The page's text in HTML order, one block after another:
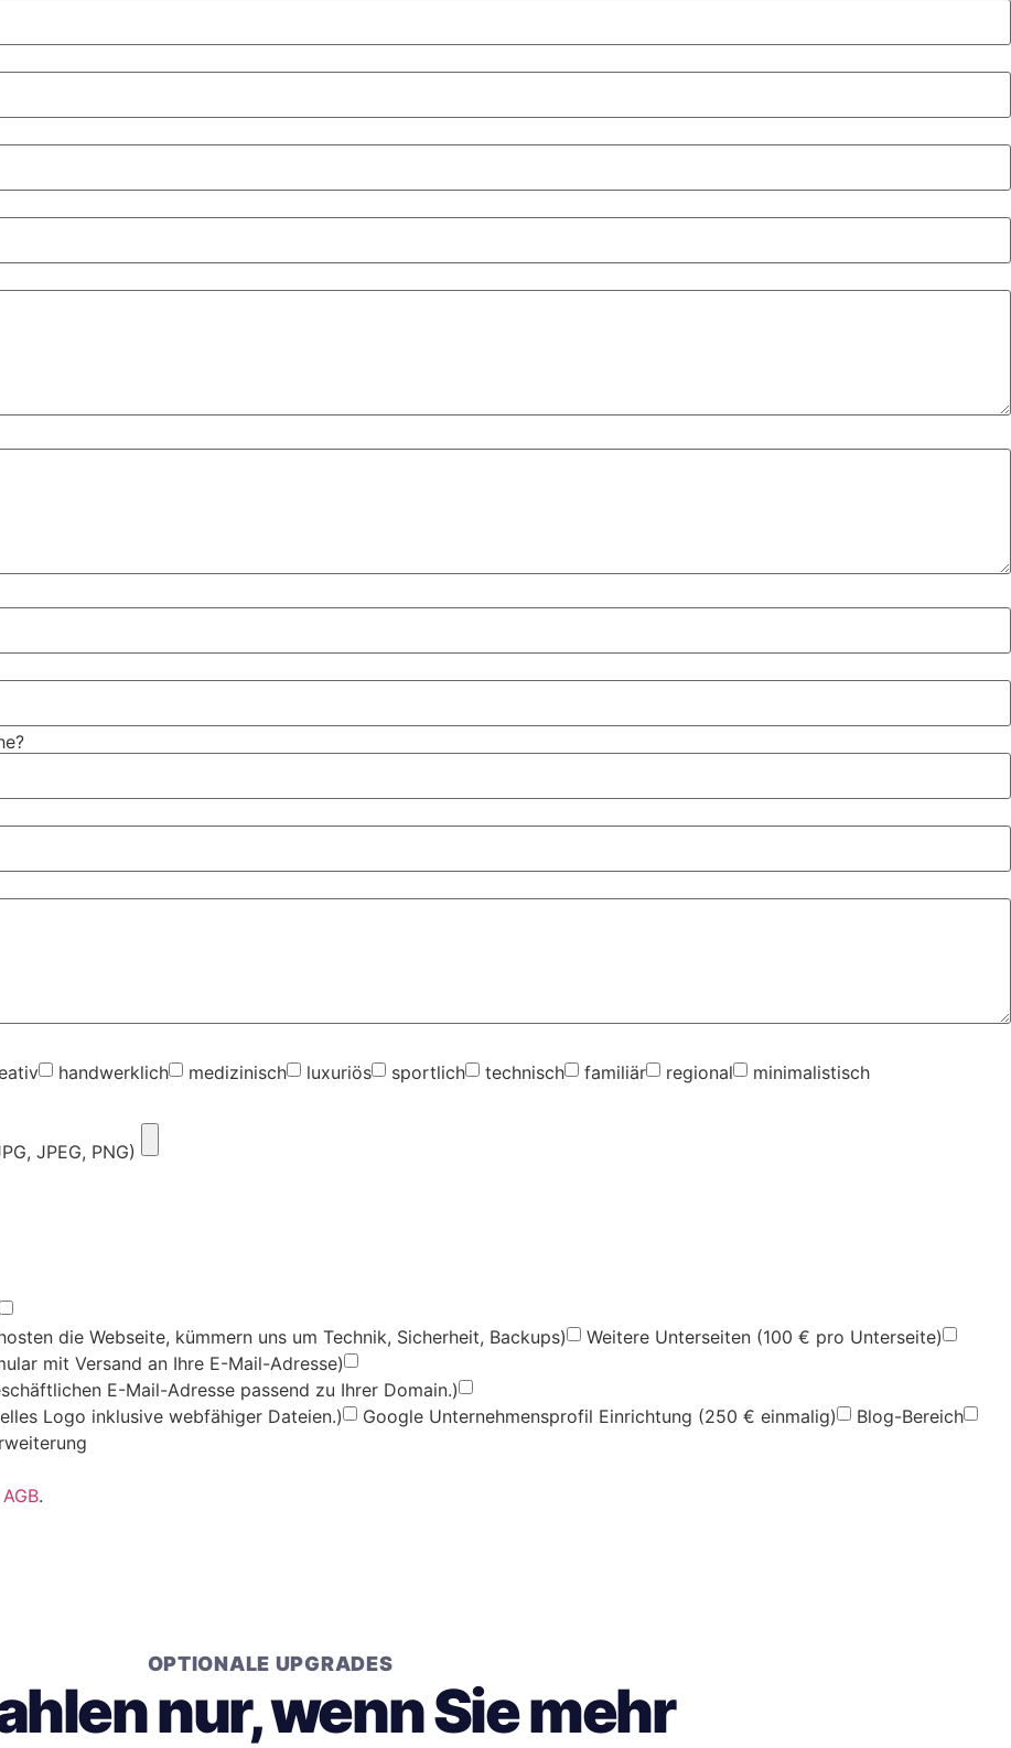
handwerklich medizinisch luxuriös sportlich technisch familiär regional
minimalistisch
JPEG, PNG)
die Webseite, kümmern uns um Technik, Sicherheit, Backups)
Weitere Unterseiten (100 € pro Unterseite)
mit Versand an Ihre E-Mail-Adresse)
E-Mail-Adresse passend zu Ihrer Domain.)
Logo inklusive webfähiger Dateien.)
Google Unternehmensprofil Einrichtung (250 € einmalig)
Blog-Bereich
AGB.
OPTIONALE UPGRADES
nur, wenn Sie mehr